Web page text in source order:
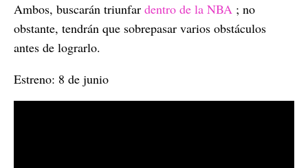
Ambos, buscarán triunfar dentro de la NBA ; no
obstante, tendrán que sobrepasar varios obstáculos
antes de lograrlo.
Estreno: 8 de junio